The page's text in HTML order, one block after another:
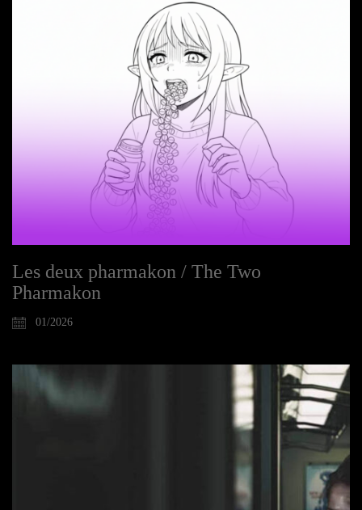
Les deux pharmakon / The Two
Pharmakon
01/2026